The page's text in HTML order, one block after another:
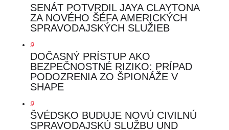
SENÁT POTVRDIL JAYA CLAYTONA
ZA NOVÉHO ŠÉFA AMERICKÝCH
SPRAVODAJSKÝCH SLUŽIEB
9
DOČASNÝ PRÍSTUP AKO
BEZPEČNOSTNÉ RIZIKO: PRÍPAD
PODOZRENIA ZO ŠPIONÁŽE V
SHAPE
9
ŠVÉDSKO BUDUJE NOVÚ CIVILNÚ
SPRAVODAJSKÚ SLUŽBU UND